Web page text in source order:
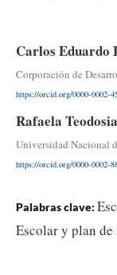
Carlos Eduardo
Corporación de
https://orcid.org/0000-0002-
Rafaela
Universidad Nacional
https://orcid.org/0000-0002-
Palabras clave:
Escolar y plan